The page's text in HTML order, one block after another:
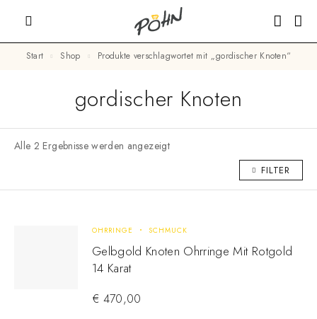
Start Shop Produkte verschlagwortet mit „gordischer Knoten“
gordischer Knoten
Alle 2 Ergebnisse werden angezeigt
FILTER
OHRRINGE SCHMUCK
Gelbgold Knoten Ohrringe Mit Rotgold
14 Karat
€ 470,00